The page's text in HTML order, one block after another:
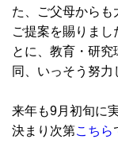
た、ご父母から
ご提案を賜りま
とに、教育・研
同、いっそう努力
来年も9月初旬に
決まり次第こちら